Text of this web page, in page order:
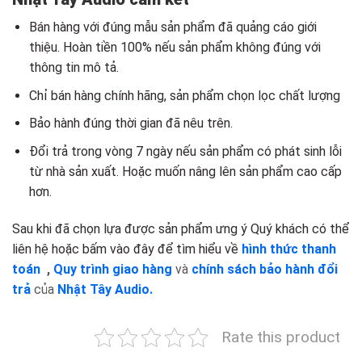
Bán hàng với đúng mẫu sản phẩm đã quảng cáo giới
thiệu. Hoàn tiền 100% nếu sản phẩm không đúng với
thông tin mô tả.
Chỉ bán hàng chính hãng, sản phẩm chọn lọc chất lượng
Bảo hành đúng thời gian đã nêu trên.
Đổi trả trong vòng 7 ngày nếu sản phẩm có phát sinh lỗi
từ nhà sản xuất. Hoặc muốn nâng lên sản phẩm cao cấp
hơn.
Sau khi đã chọn lựa được sản phẩm ưng ý Quý khách có thể
liên hệ hoặc bấm vào đây để tìm hiểu về hình thức thanh
toán , Quy trình giao hàng và chính sách bảo hành đổi
trả của Nhật Tây Audio.
Rate this product